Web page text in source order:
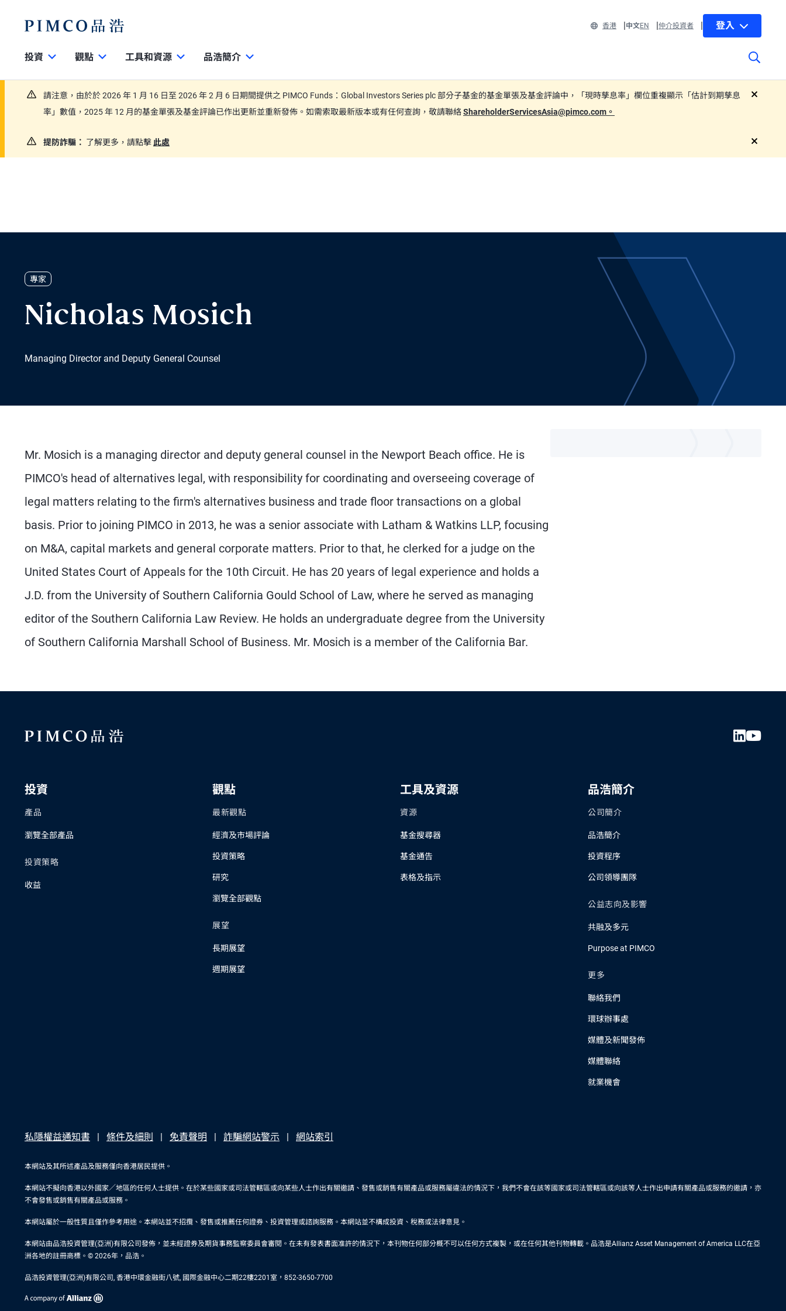
香港 中文EN 仲介投資者 登入
投資 觀點 工具和資源 品浩簡介
請注意，由於於 2026 年 1 月 16 日至 2026 年 2 月 6 日期間提供之 PIMCO Funds：Global Investors Series plc 部分子基金的基金單張及基金評論中，「現時孳息率」欄位重複顯示「估計到期孳息
率」數值，2025 年 12 月的基金單張及基金評論已作出更新並重新發佈。如需索取最新版本或有任何查詢，敬請聯絡ShareholderServicesAsia@pimco.com。
提防詐騙： 了解更多，請點擊 此處
專家
Nicholas Mosich
Managing Director and Deputy General Counsel
Mr. Mosich is a managing director and deputy general counsel in the Newport Beach office. He is
PIMCO's head of alternatives legal, with responsibility for coordinating and overseeing coverage of
legal matters relating to the firm's alternatives business and trade floor transactions on a global
basis. Prior to joining PIMCO in 2013, he was a senior associate with Latham & Watkins LLP, focusing
on M&A, capital markets and general corporate matters. Prior to that, he clerked for a judge on the
United States Court of Appeals for the 10th Circuit. He has 20 years of legal experience and holds a
J.D. from the University of Southern California Gould School of Law, where he served as managing
editor of the Southern California Law Review. He holds an undergraduate degree from the University
of Southern California Marshall School of Business. Mr. Mosich is a member of the California Bar.
投資
產品
瀏覽全部產品
投資策略
收益
觀點
最新觀點
經濟及市場評論
投資策略
研究
瀏覽全部觀點
展望
長期展望
週期展望
工具及資源
資源
基金搜尋器
基金通告
表格及指示
品浩簡介
公司簡介
品浩簡介
投資程序
公司領導團隊
公益志向及影響
共融及多元
Purpose at PIMCO
更多
聯絡我們
環球辦事處
媒體及新聞發佈
媒體聯絡
就業機會
私隱權益通知書 條件及細則 免責聲明 詐騙網站警示 網站索引
本網站及其所述產品及服務僅向香港居民提供。
本網站不擬向香港以外國家／地區的任何人士提供。在於某些國家或司法管轄區或向某些人士作出有關邀請、發售或銷售有關產品或服務屬違法的情況下，我們不會在該等國家或司法管轄區或向該等人士作出申請有關產品或服務的邀請，亦
不會發售或銷售有關產品或服務。
本網站屬於一般性質且僅作參考用途。本網站並不招攬、發售或推薦任何證券、投資管理或諮詢服務。本網站並不構成投資、稅務或法律意見。
本網站由品浩投資管理(亞洲)有限公司發佈，並未經證券及期貨事務監察委員會審閱。在未有發表書面准許的情況下，本刊物任何部分概不可以任何方式複製，或在任何其他刊物轉載。品浩是Allianz Asset Management of America LLC在亞
洲各地的註冊商標。© 2026年，品浩。
品浩投資管理(亞洲)有限公司, 香港中環金融街八號, 國際金融中心二期22樓2201室，852-3650-7700